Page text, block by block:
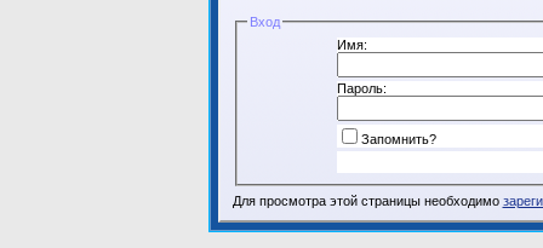
Вход
Имя:
Пароль:
Запомнить?
Для просмотра этой страницы необходимо